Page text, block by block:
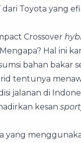
dari Toyota yang
Crossover
Hal ini
bahan bakar
tentunya
jalanan di
kesan
yang